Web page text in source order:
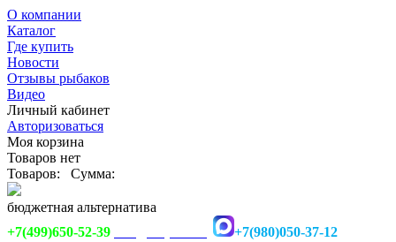
О компании
Каталог
Где купить
Новости
Отзывы рыбаков
Видео
Личный кабинет
Авторизоваться
Моя корзина
Товаров нет
Товаров:
Сумма:
бюджетная альтернатива
+7(499)650-52-39
+7(980)050-37-12